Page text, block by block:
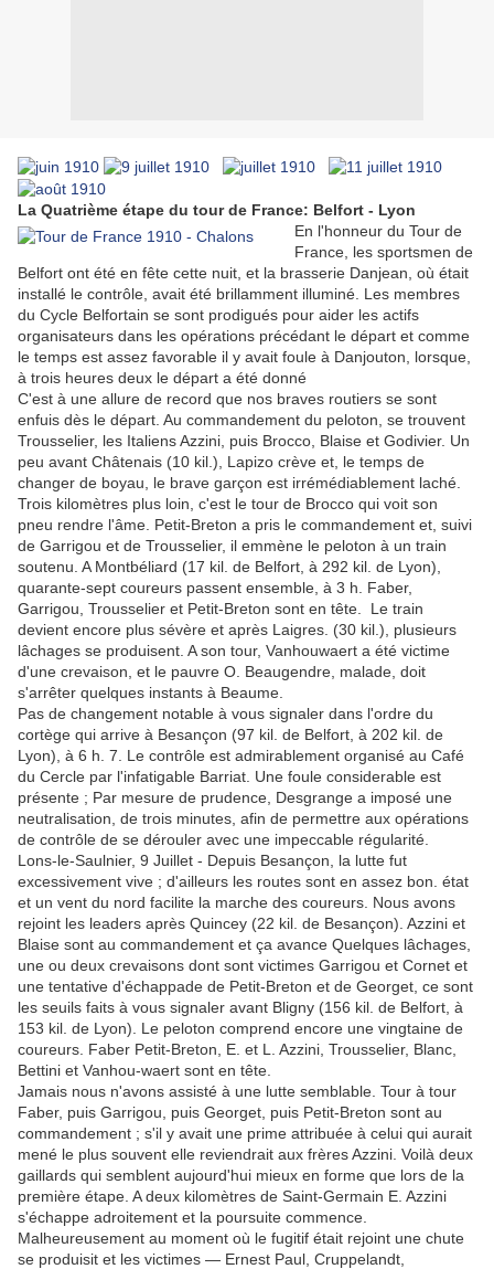
La Quatrième étape du tour de France: Belfort - Lyon
En l'honneur du Tour de
France, les sportsmen de
Belfort ont été en fête cette nuit, et la brasserie Danjean, où était
installé le contrôle, avait été brillamment illuminé. Les membres
du Cycle Belfortain se sont prodigués pour aider les actifs
organisateurs dans les opérations précédant le départ et comme
le temps est assez favorable il y avait foule à Danjouton, lorsque,
à trois heures deux le départ a été donné
C'est à une allure de record que nos braves routiers se sont
enfuis dès le départ. Au commandement du peloton, se trouvent
Trousselier, les Italiens Azzini, puis Brocco, Blaise et Godivier. Un
peu avant Châtenais (10 kil.), Lapizo crève et, le temps de
changer de boyau, le brave garçon est irrémédiablement laché.
Trois kilomètres plus loin, c'est le tour de Brocco qui voit son
pneu rendre l'âme. Petit-Breton a pris le commandement et, suivi
de Garrigou et de Trousselier, il emmène le peloton à un train
soutenu. A Montbéliard (17 kil. de Belfort, à 292 kil. de Lyon),
quarante-sept coureurs passent ensemble, à 3 h. Faber,
Garrigou, Trousselier et Petit-Breton sont en tête. Le train
devient encore plus sévère et après Laigres. (30 kil.), plusieurs
lâchages se produisent. A son tour, Vanhouwaert a été victime
d'une crevaison, et le pauvre O. Beaugendre, malade, doit
s'arrêter quelques instants à Beaume.
Pas de changement notable à vous signaler dans l'ordre du
cortège qui arrive à Besançon (97 kil. de Belfort, à 202 kil. de
Lyon), à 6 h. 7. Le contrôle est admirablement organisé au Café
du Cercle par l'infatigable Barriat. Une foule considerable est
présente ; Par mesure de prudence, Desgrange a imposé une
neutralisation, de trois minutes, afin de permettre aux opérations
de contrôle de se dérouler avec une impeccable régularité.
Lons-le-Saulnier, 9 Juillet - Depuis Besançon, la lutte fut
excessivement vive ; d'ailleurs les routes sont en assez bon. état
et un vent du nord facilite la marche des coureurs. Nous avons
rejoint les leaders après Quincey (22 kil. de Besançon). Azzini et
Blaise sont au commandement et ça avance Quelques lâchages,
une ou deux crevaisons dont sont victimes Garrigou et Cornet et
une tentative d'échappade de Petit-Breton et de Georget, ce sont
les seuils faits à vous signaler avant Bligny (156 kil. de Belfort, à
153 kil. de Lyon). Le peloton comprend encore une vingtaine de
coureurs. Faber Petit-Breton, E. et L. Azzini, Trousselier, Blanc,
Bettini et Vanhou-waert sont en tête.
Jamais nous n'avons assisté à une lutte semblable. Tour à tour
Faber, puis Garrigou, puis Georget, puis Petit-Breton sont au
commandement ; s'il y avait une prime attribuée à celui qui aurait
mené le plus souvent elle reviendrait aux frères Azzini. Voilà deux
gaillards qui semblent aujourd'hui mieux en forme que lors de la
première étape. A deux kilomètres de Saint-Germain E. Azzini
s'échappe adroitement et la poursuite commence.
Malheureusement au moment où le fugitif était rejoint une chute
se produisit et les victimes — Ernest Paul, Cruppelandt,